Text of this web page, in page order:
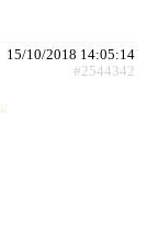
15/10/2018 14:05:14
#2544342